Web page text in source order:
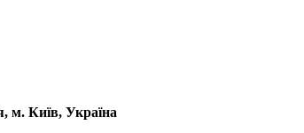
м. Київ, Україна